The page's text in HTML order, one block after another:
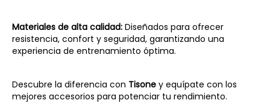
Materiales de alta calidad: Diseñados para ofrecer
resistencia, confort y seguridad, garantizando una
experiencia de entrenamiento óptima.
Descubre la diferencia con Tisone y equípate con los
mejores accesorios para potenciar tu rendimiento.